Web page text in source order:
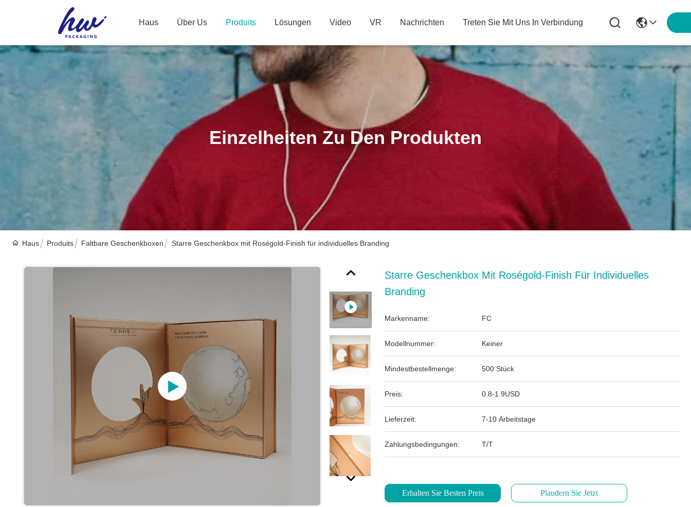
Haus Über Us Produits Lösungen Video VR Nachrichten Treten Sie Mit Uns In Verbindung
Einzelheiten Zu Den Produkten
Haus Produits Faltbare Geschenkboxen Starre Geschenkbox mit Roségold-Finish für individuelles Branding
Starre Geschenkbox Mit Roségold-Finish Für Individuelles
Branding
Markenname: FC
Modellnummer: Keiner
Mindestbestellmenge: 500 Stück
Preis: 0.8-1.9USD
Lieferzeit: 7-10 Arbeitstage
Zahlungsbedingungen: T/T
Erhalten Sie Besten Preis Plaudern Sie Jetzt